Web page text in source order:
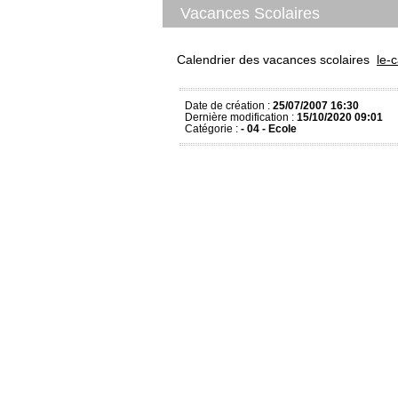
Vacances Scolaires
Calendrier des vacances scolaires le-
Date de création : 25/07/2007 16:30
Dernière modification : 15/10/2020 09:01
Catégorie : - 04 - Ecole